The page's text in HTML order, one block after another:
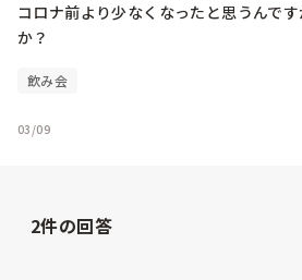
コロナ前より少なくなったと思うんで
か？
飲み会
03/09
2件の回答